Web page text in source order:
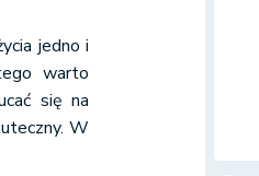
jedno i
warto
się na
W